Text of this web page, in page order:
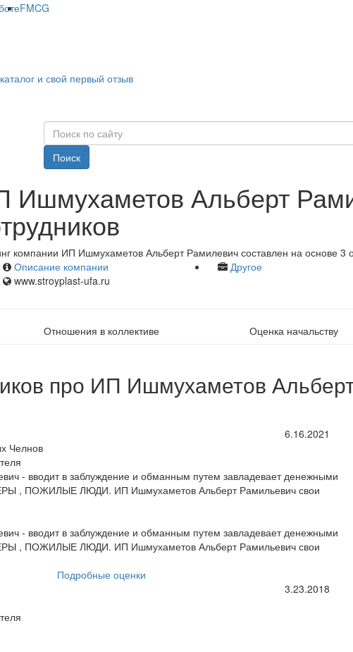
FMCG
и свой первый отзыв
Поиск
Ишмухаметов Альберт
компании ИП Ишмухаметов Альберт Рамилевич составлен на основе 3
Описание компании
Другое
www.stroyplast-ufa.ru
Отношения в коллективе Оценка начальству
про ИП Ишмухаметов
Челнов
6.16.2021
- вводит в заблуждение и обманным путем завладевает денежными
, ПОЖИЛЫЕ ЛЮДИ. ИП Ишмухаметов Альберт Рамильевич свои
- вводит в заблуждение и обманным путем завладевает денежными
, ПОЖИЛЫЕ ЛЮДИ. ИП Ишмухаметов Альберт Рамильевич свои
Подробные оценки
3.23.2018